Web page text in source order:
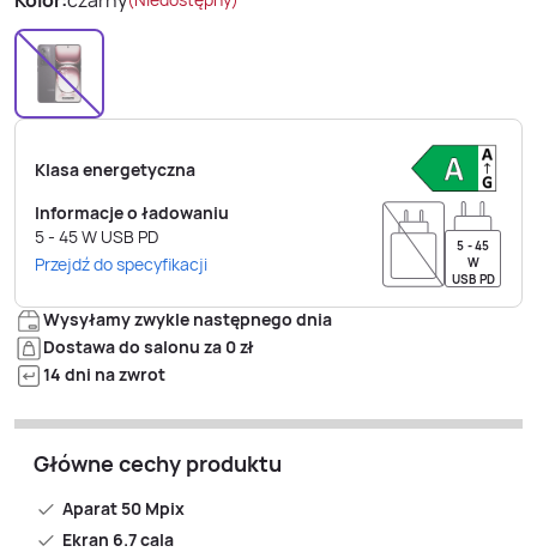
Klasa energetyczna
Informacje o ładowaniu
5 - 45W USB PD
Przejdź do specyfikacji
5 - 45
W
USB PD
Wysyłamy zwykle następnego dnia
Dostawa do salonu za 0 zł
14 dni na zwrot
Główne cechy produktu
Aparat 50 Mpix
Ekran 6.7 cala